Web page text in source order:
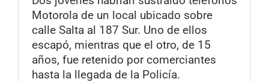
Motorola de un local ubicado sobre
calle Salta al 187 Sur. Uno de ellos
escapó, mientras que el otro, de 15
años, fue retenido por comerciantes
hasta la llegada de la Policía.